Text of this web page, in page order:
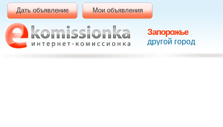
Запорожье
другой город
Дать объявление Мои объявления